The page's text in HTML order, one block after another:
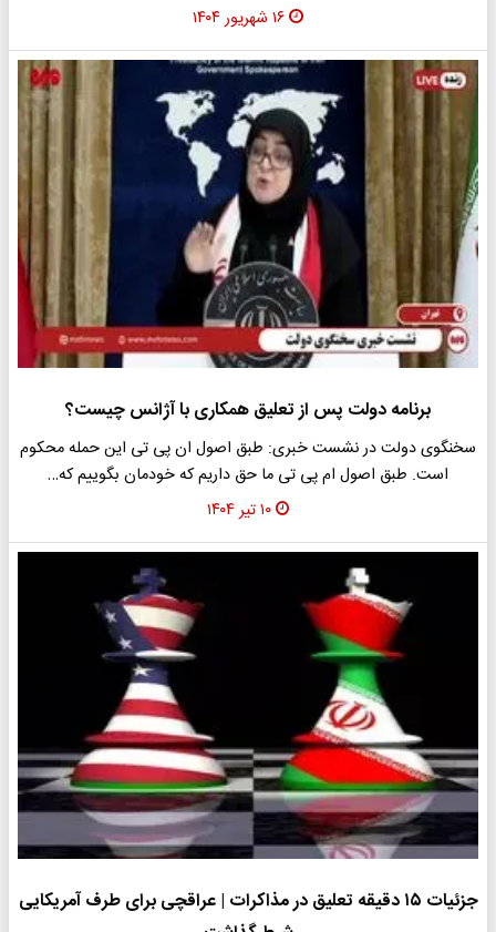
۱۶ شهریور ۱۴۰۴
برنامه دولت پس از تعلیق همکاری با آژانس چیست؟
سخنگوی دولت در نشست خبری: طبق اصول ان پی تی این حمله محکوم
است. طبق اصول ام پی تی ما حق داریم که خودمان بگوییم که…
۱۰ تیر ۱۴۰۴
جزئیات ۱۵ دقیقه تعلیق در مذاکرات | عراقچی برای طرف آمریکایی